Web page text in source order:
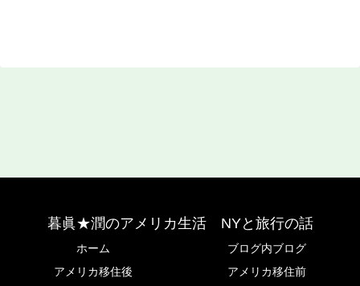
暮眞★潤のアメリカ生活 NYと旅行の話
ホーム
ブログ内ブログ
アメリカ移住後
アメリカ移住前